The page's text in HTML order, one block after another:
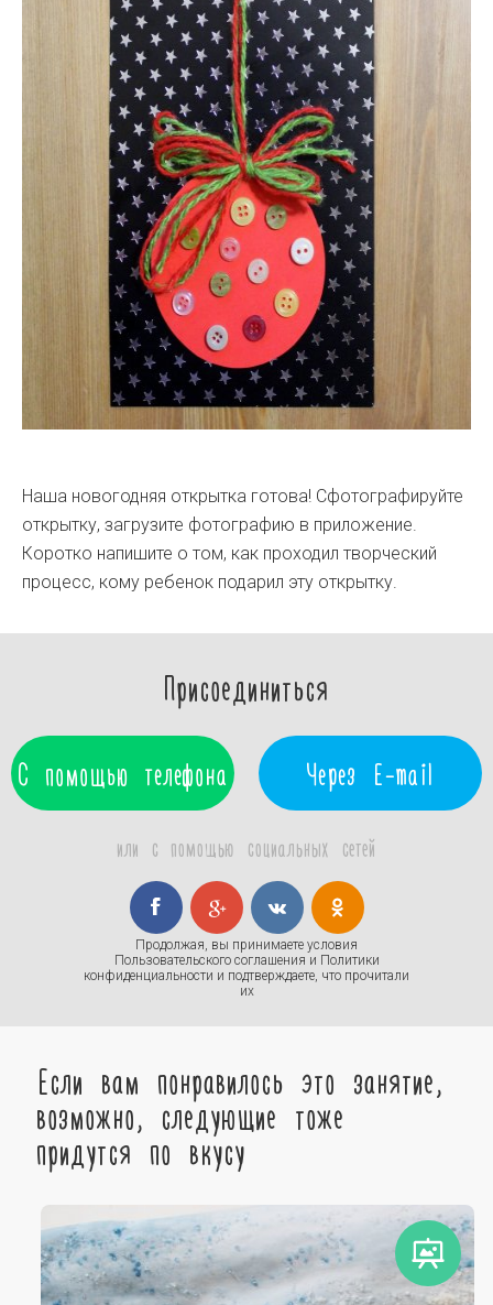
Наша новогодняя открытка готова! Сфотографируйте
открытку, загрузите фотографию в приложение.
Коротко напишите о том, как проходил творческий
процесс, кому ребенок подарил эту открытку.
Присоединиться
С помощью телефона Через E-mail
или с помощью социальных сетей
Продолжая, вы принимаете условия
Пользовательского соглашения и Политики
конфиденциальности и подтверждаете, что прочитали
их
Если вам понравилось это занятие,
возможно, следующие тоже
придутся по вкусу